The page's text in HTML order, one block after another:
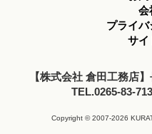
会
プライ
サイ
【株式会社 倉田工務店
TEL.0265-83-
Copyright © 2007-2026